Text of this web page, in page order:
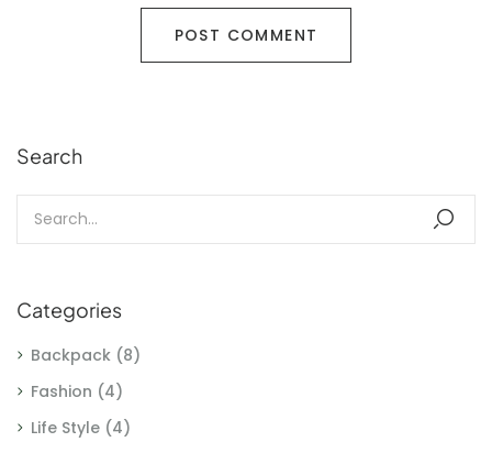
Search
Categories
Backpack (8)
Fashion (4)
Life Style (4)